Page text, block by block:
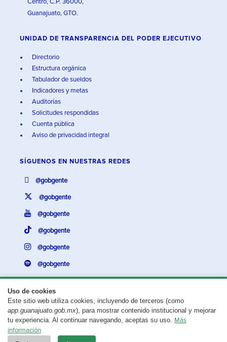
Uso de cookies
Este sitio web utiliza cookies, incluyendo de terceros (como
app.guanajuato.gob.mx), para mostrar contenido institucional y mejorar
tu experiencia. Al continuar navegando, aceptas su uso. Más
información
Centro, C.P. 36000,
Guanajuato, GTO.
UNIDAD DE TRANSPARENCIA DEL PODER EJECUTIVO
Directorio
Estructura orgánica
Tabulador de sueldos
Indicadores y metas
Auditorías
Solicitudes respondidas
Cuenta pública
Aviso de privacidad integral
SÍGUENOS EN NUESTRAS REDES
@gobgente
@gobgente
@gobgente
@gobgente
@gobgente
@gobgente
¿Existe algún problema con esta página?Repórtalo aquí.
Aviso legal